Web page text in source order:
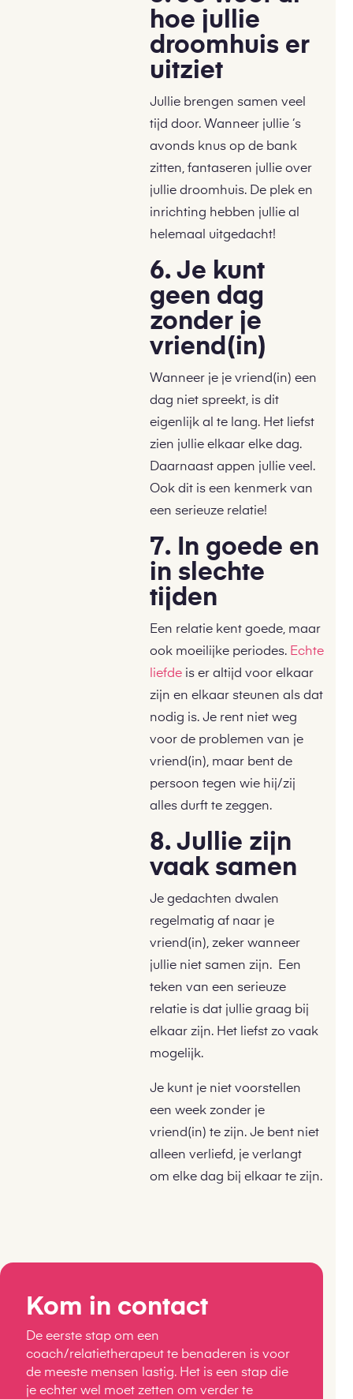
hoe jullie
droomhuis er
uitziet
Jullie brengen samen veel
tijd door. Wanneer jullie ‘s
avonds knus op de bank
zitten, fantaseren jullie over
jullie droomhuis. De plek en
inrichting hebben jullie al
helemaal uitgedacht!
6. Je kunt
geen dag
zonder je
vriend(in)
Wanneer je je vriend(in) een
dag niet spreekt, is dit
eigenlijk al te lang. Het liefst
zien jullie elkaar elke dag.
Daarnaast appen jullie veel.
Ook dit is een kenmerk van
een serieuze relatie!
7. In goede en
in slechte
tijden
Een relatie kent goede, maar
ook moeilijke periodes. Echte
liefde is er altijd voor elkaar
zijn en elkaar steunen als dat
nodig is. Je rent niet weg
voor de problemen van je
vriend(in), maar bent de
persoon tegen wie hij/zij
alles durft te zeggen.
8. Jullie zijn
vaak samen
Je gedachten dwalen
regelmatig af naar je
vriend(in), zeker wanneer
jullie niet samen zijn. Een
teken van een serieuze
relatie is dat jullie graag bij
elkaar zijn. Het liefst zo vaak
mogelijk.
Je kunt je niet voorstellen
een week zonder je
vriend(in) te zijn. Je bent niet
alleen verliefd, je verlangt
om elke dag bij elkaar te zijn.
Kom in contact
De eerste stap om een
coach/relatietherapeut te benaderen is voor
de meeste mensen lastig. Het is een stap die
je echter wel moet zetten om verder te